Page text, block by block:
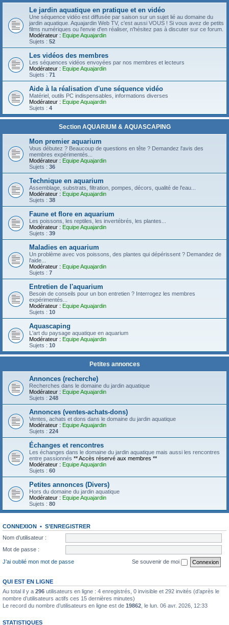
Le jardin aquatique en pratique et en vidéo
Une séquence vidéo est diffusée par saison sur un sujet lié au domaine du
jardin aquatique. Aquajardin Web TV, c'est aussi VOUS ! Si vous avez de petits
films numériques ou l'envie d'en réaliser, n'hésitez pas à discuter sur ce forum.
Modérateur : Equipe Aquajardin
Sujets : 52
Les vidéos des membres
Les séquences vidéos envoyées par nos membres et lecteurs
Modérateur : Equipe Aquajardin
Sujets : 71
Aide à la réalisation d'une séquence vidéo
Matériel, outils PC indispensables, informations diverses
Modérateur : Equipe Aquajardin
Sujets : 4
Section AQUARIUM & AQUASCAPING
Mon premier aquarium
Vous débutez ? Beaucoup de questions en tête ? Demandez l'avis des
membres expérimentés...
Modérateur : Equipe Aquajardin
Sujets : 36
Technique en aquarium
Assemblage, substrats, filtration, pompes, décors, qualité de l'eau...
Modérateur : Equipe Aquajardin
Sujets : 38
Faune et flore en aquarium
Les poissons, les reptiles, les invertébrés, les plantes...
Modérateur : Equipe Aquajardin
Sujets : 39
Maladies en aquarium
Un problème avec vos poissons, des plantes qui dépérissent ? Demandez de
l'aide...
Modérateur : Equipe Aquajardin
Sujets : 7
Entretien de l'aquarium
Besoin de conseils pour un bon entretien ? Interrogez les membres
expérimentés...
Modérateur : Equipe Aquajardin
Sujets : 10
Aquascaping
L'art du paysage aquatique en aquarium
Modérateur : Equipe Aquajardin
Sujets : 10
Petites annonces
Annonces (recherche)
Recherches dans le domaine du jardin aquatique
Modérateur : Equipe Aquajardin
Sujets : 248
Annonces (ventes-achats-dons)
Ventes, achats et dons dans le domaine du jardin aquatique
Modérateur : Equipe Aquajardin
Sujets : 224
Échanges et rencontres
Les échanges dans le domaine du jardin aquatique mais aussi les rencontres
entre passionnés ** Accès réservé aux membres **
Modérateur : Equipe Aquajardin
Sujets : 60
Petites annonces (Divers)
Hors du domaine du jardin aquatique
Modérateur : Equipe Aquajardin
Sujets : 80
CONNEXION • S’ENREGISTRER
Nom d’utilisateur :
Mot de passe :
J’ai oublié mon mot de passe
Se souvenir de moi
QUI EST EN LIGNE
Au total il y a 296 utilisateurs en ligne : 4 enregistrés, 0 invisible et 292 invités (d’après le
nombre d’utilisateurs actifs ces 15 dernières minutes)
Le record du nombre d’utilisateurs en ligne est de 19862 , le lun. 06 avr. 2026, 12:33
STATISTIQUES